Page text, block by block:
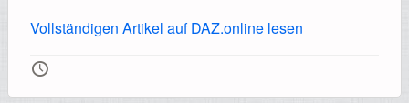
Vollständigen Artikel auf DAZ.online lesen
🕔